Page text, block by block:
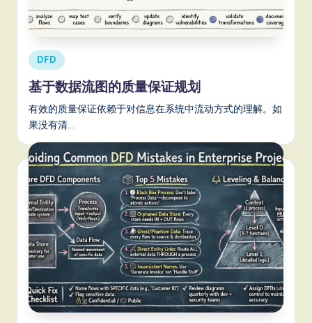
n
d
D
ig
it
a
l
In
n
o
v
a
ti
o
Posted
DFD
基于数据流图的质量保证规划
有效的质量保证依赖于对信息在系统中流动方式的理解。如
果没有清…